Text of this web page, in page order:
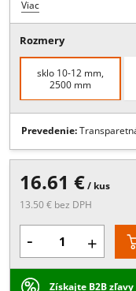
Kód: 8857
Popis: alt. TS-18,
12 mm, dĺžka: 2500 mm
Viac
Rozmery
sklo 10-12 mm,
16.61 €/ kus